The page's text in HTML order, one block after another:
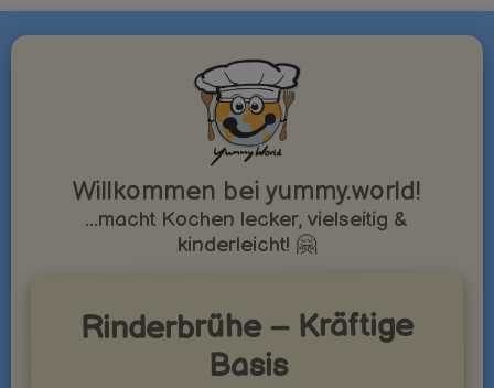
Willkommen bei yummy.world!
...macht Kochen lecker, vielseitig &
kinderleicht! 🤗
Rinderbrühe – Kräftige
Basis